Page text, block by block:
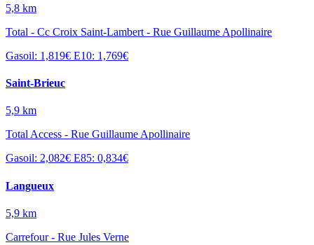
5,8 km
Total - Cc Croix Saint-Lambert - Rue Guillaume Apollinaire
Gasoil: 1,819€ E10: 1,769€
Saint-Brieuc
5,9 km
Total Access - Rue Guillaume Apollinaire
Gasoil: 2,082€ E85: 0,834€
Langueux
5,9 km
Carrefour - Rue Jules Verne